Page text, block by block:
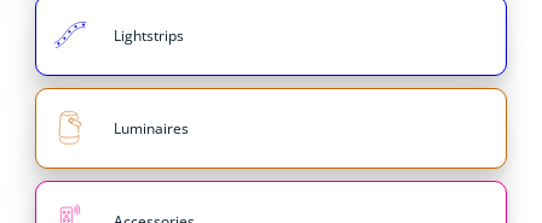
Lightstrips
Luminaires